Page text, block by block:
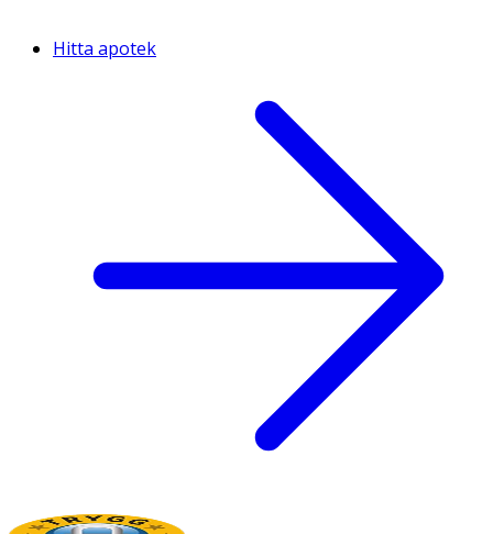
Hitta apotek